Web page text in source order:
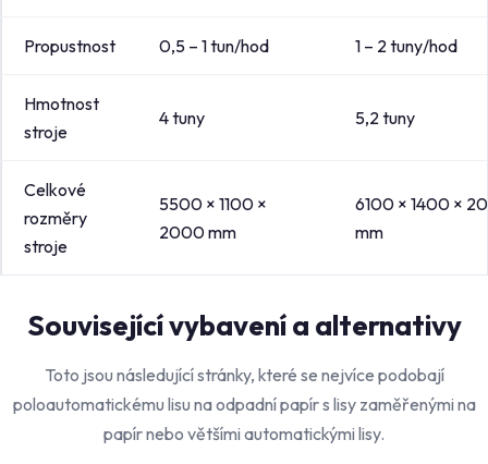
Propustnost 0,5 – 1 tun/hod 1 – 2 tuny/hod
Hmotnost
stroje
4 tuny 5,2 tuny
Celkové
rozměry
stroje
5500 × 1100 ×
2000 mm
6100 × 1400 ×
mm
Související vybavení a alternativy
Toto jsou následující stránky, které se nejvíce podobají
poloautomatickému lisu na odpadní papír s lisy zaměřenými na
papír nebo většími automatickými lisy.